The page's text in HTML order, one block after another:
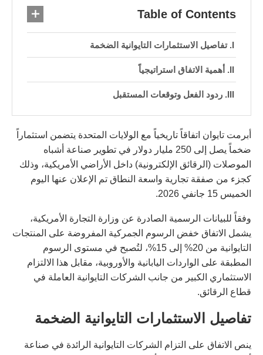
Table of Contents
تفاصيل الاستثمارات التايوانية الضخمة
أهمية الاتفاق استراتيجياً
ردود الفعل وتوقعات المستقبل
أبرمت تايوان اتفاقاً تاريخياً مع الولايات المتحدة يتضمن استثماراً
ضخماً يصل إلى 250 مليار دولار في تطوير صناعة أشباه
الموصلات (الرقائق الإلكترونية) داخل الأراضي الأمريكية، وذلك
كجزء من صفقة تجارية واسعة النطاق تم الإعلان عنها اليوم
الخميس 15 جانفي 2026.
وفقاً للبيانات الرسمية الصادرة عن وزارة التجارة الأمريكية،
يشمل الاتفاق خفض الرسوم الجمركية المفروضة على المنتجات
التايوانية من 20% إلى 15%، لتُصبح في مستوى الرسوم
المطبقة على الواردات اليابانية والأوروبية، مقابل هذا الالتزام
الاستثماري الكبير من جانب الشركات التايوانية العاملة في
قطاع الرقائق.
تفاصيل الاستثمارات التايوانية الضخمة
ينص الاتفاق على التزام الشركات التايوانية الرائدة في صناعة